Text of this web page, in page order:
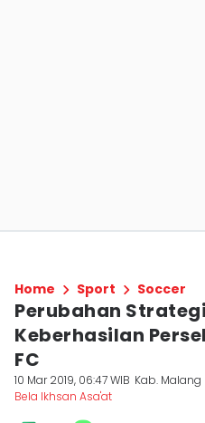
Home Sport Soccer
Perubahan
Keberhasilan
FC
10 Mar 2019, 06:47 WIB Kab. Malang
Bela Ikhsan Asa'at